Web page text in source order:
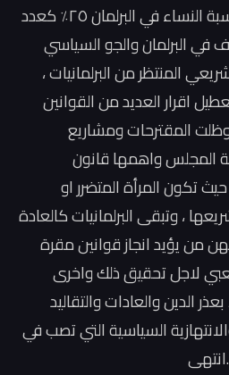
ونوهت الامين” ان قلة نسبة النساء في البرلمان ٢٥٪؜ كعدد
البرلمان والجو السياسي
المنتظر من البرلمانيات ،
اقرار العديد من القوانين
المقترحات ومشاريع
المجلس واهمها قانون
تكون المرأة المتضرر او
، وتبقى البرلمانيات كالعادة
من يؤيد انجاز قوانين مقرة
لاجل تحقيق ذلك واخرى
الدين والعادات والتقاليد
السياسية التي تصب في